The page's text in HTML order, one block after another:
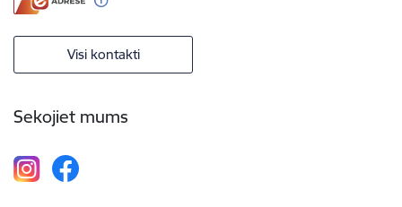
Visi kontakti
Sekojiet mums